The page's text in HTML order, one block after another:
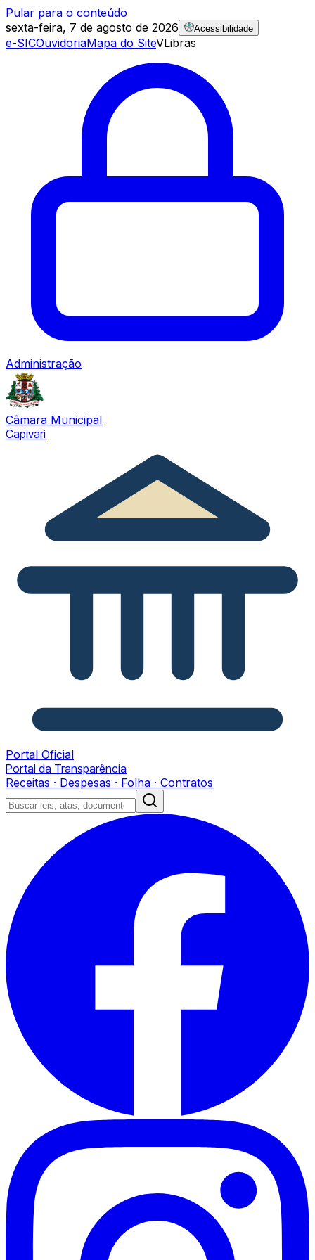
Pular para o conteúdo
sexta-feira, 7 de agosto de 2026
Acessibilidade
e-SICOuvidoriaMapa do SiteVLibras
Administração
Câmara Municipal
Capivari
Portal Oficial
Portal da Transparência
Receitas · Despesas · Folha · Contratos